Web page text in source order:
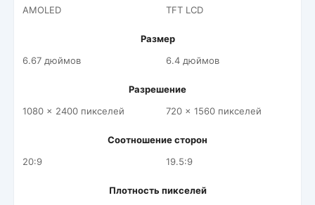
AMOLED
TFT LCD
Размер
6.67 дюймов
6.4 дюймов
Разрешение
1080 x 2400 пикселей
720 x 1560 пикселей
Соотношение сторон
20:9
19.5:9
Плотность пикселей